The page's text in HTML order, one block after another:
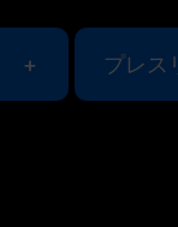
プレス